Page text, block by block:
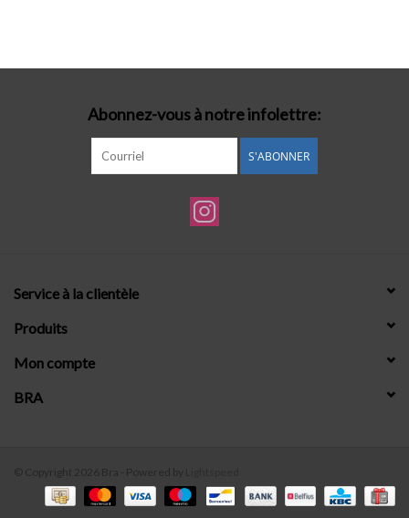
Abonnez-vous à notre infolettre:
S'ABONNER
Service à la clientèle
Produits
Mon compte
BRA
© Copyright 2026 Bra - Powered by